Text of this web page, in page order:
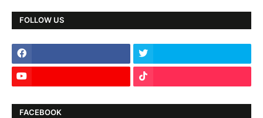
FOLLOW US
FACEBOOK